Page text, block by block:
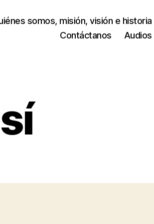
somos, misión, visión e historia
Contáctanos
Audios